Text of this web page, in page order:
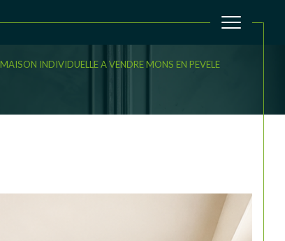
MAISON INDIVIDUELLE A VENDRE MONS EN PEVELE